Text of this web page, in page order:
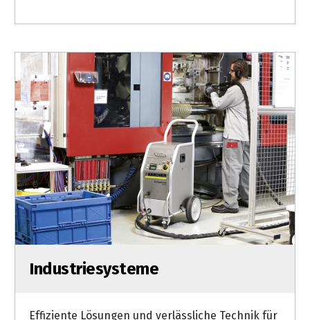
Industriesysteme
Effiziente Lösungen und verlässliche Technik für